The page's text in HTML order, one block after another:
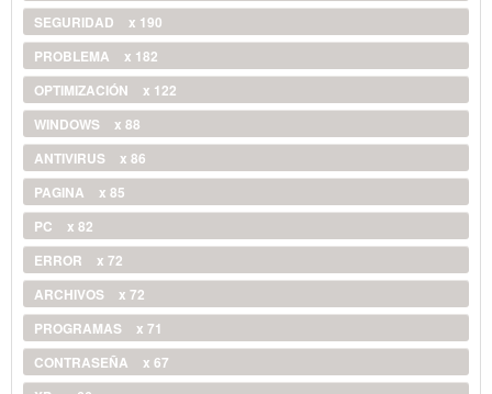
SEGURIDAD
x 190
PROBLEMA
x 182
OPTIMIZACIÓN
x 122
WINDOWS
x 88
ANTIVIRUS
x 86
PAGINA
x 85
PC
x 82
ERROR
x 72
ARCHIVOS
x 72
PROGRAMAS
x 71
CONTRASEÑA
x 67